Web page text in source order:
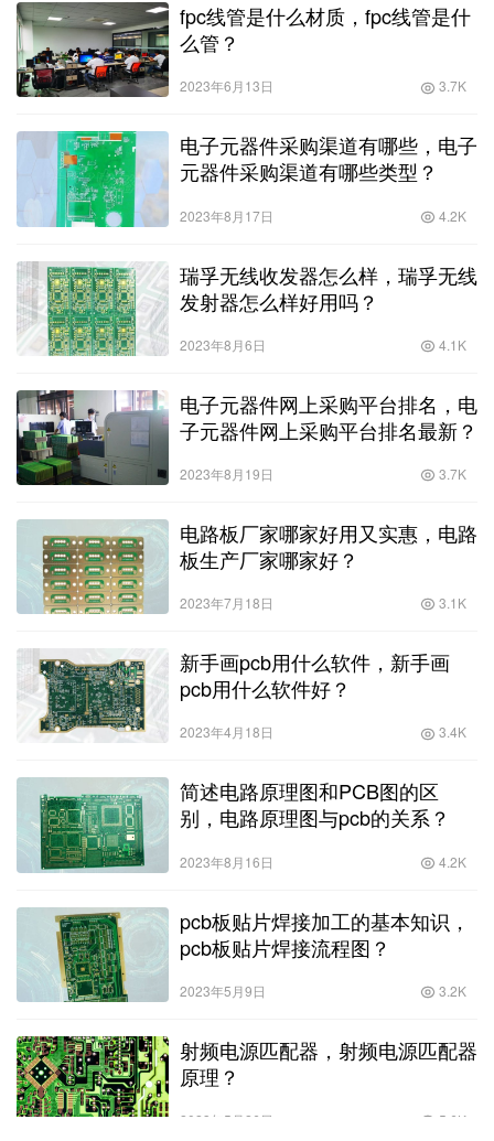
fpc线管是什么材质，fpc线管是什
么管？
2023年6月13日 3.7K
电子元器件采购渠道有哪些，电子
元器件采购渠道有哪些类型？
2023年8月17日 4.2K
瑞孚无线收发器怎么样，瑞孚无线
发射器怎么样好用吗？
2023年8月6日 4.1K
电子元器件网上采购平台排名，电
子元器件网上采购平台排名最新？
2023年8月19日 3.7K
电路板厂家哪家好用又实惠，电路
板生产厂家哪家好？
2023年7月18日 3.1K
新手画pcb用什么软件，新手画
pcb用什么软件好？
2023年4月18日 3.4K
简述电路原理图和PCB图的区
别，电路原理图与pcb的关系？
2023年8月16日 4.2K
pcb板贴片焊接加工的基本知识，
pcb板贴片焊接流程图？
2023年5月9日 3.2K
射频电源匹配器，射频电源匹配器
原理？
2023年5月26日 5.6K